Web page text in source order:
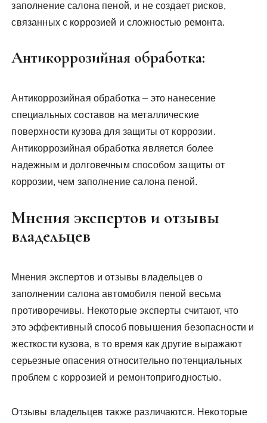
заполнение салона пеной, и не создает рисков,
связанных с коррозией и сложностью ремонта.
Антикоррозийная обработка:
Антикоррозийная обработка – это нанесение
специальных составов на металлические
поверхности кузова для защиты от коррозии.
Антикоррозийная обработка является более
надежным и долговечным способом защиты от
коррозии, чем заполнение салона пеной.
Мнения экспертов и отзывы
владельцев
Мнения экспертов и отзывы владельцев о
заполнении салона автомобиля пеной весьма
противоречивы. Некоторые эксперты считают, что
это эффективный способ повышения безопасности и
жесткости кузова, в то время как другие выражают
серьезные опасения относительно потенциальных
проблем с коррозией и ремонтопригодностью.
Отзывы владельцев также различаются. Некоторые